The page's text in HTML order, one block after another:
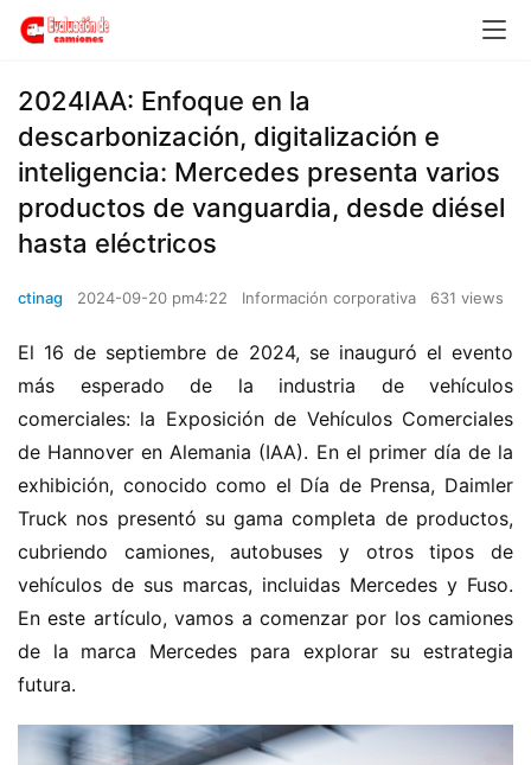
2024IAA: Enfoque en la
descarbonización, digitalización e
inteligencia: Mercedes presenta varios
productos de vanguardia, desde diésel
hasta eléctricos
ctinag 2024-09-20 pm4:22 Información corporativa 631 views
El 16 de septiembre de 2024, se inauguró el evento
más esperado de la industria de vehículos
comerciales: la Exposición de Vehículos Comerciales
de Hannover en Alemania (IAA). En el primer día de la
exhibición, conocido como el Día de Prensa, Daimler
Truck nos presentó su gama completa de productos,
cubriendo camiones, autobuses y otros tipos de
vehículos de sus marcas, incluidas Mercedes y Fuso.
En este artículo, vamos a comenzar por los camiones
de la marca Mercedes para explorar su estrategia
futura.